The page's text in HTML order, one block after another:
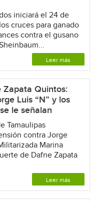
iniciará el 24 de
cruces para ganado
contra el gusano
Leer más
Zapata Quintos:
Luis “N” y los
le señalan
Tamaulipas
contra Jorge
Marina
de Dafne Zapata
Leer más